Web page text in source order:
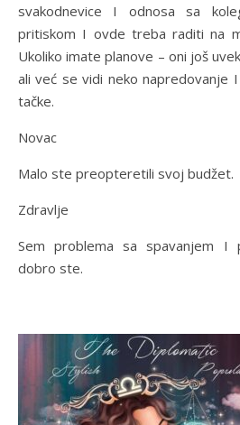
svakodnevice I odnosa sa
pritiskom I ovde treba raditi na
Ukoliko imate planove – oni još
ali već se vidi neko napredovanje
tačke.
Novac
Malo ste preopteretili svoj budžet.
Zdravlje
Sem problema sa spavanjem I
dobro ste.